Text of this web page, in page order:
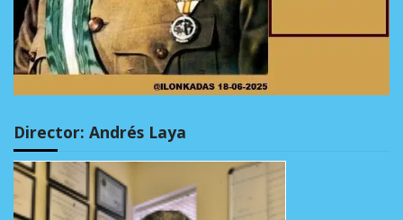
Director: Andrés Laya